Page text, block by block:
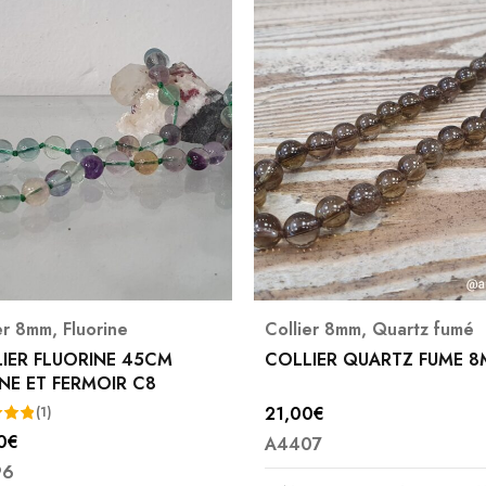
8mm ,Quartz fumé
QUARTZ FUME 8MM
€
4X avec Paypal possible
Collier 8mm ,Shungite
COLLIER SHUNGITE 8MM
45,00
A4549